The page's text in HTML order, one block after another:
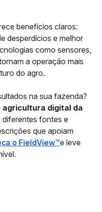
benefícios claros:
desperdícios e melhor
como sensores,
a operação mais
do agro.
na sua fazenda?
agricultura digital da
diferentes fontes e
que apoiam
o FieldView™e leve